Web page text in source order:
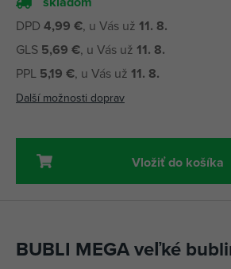
DPD 4,99 €, u Vás už 11. 8.
GLS 5,69 €, u Vás už 11. 8.
PPL 5,19 €, u Vás už 11. 8.
Další možnosti doprav
Vložiť do košíka
BUBLI MEGA veľké